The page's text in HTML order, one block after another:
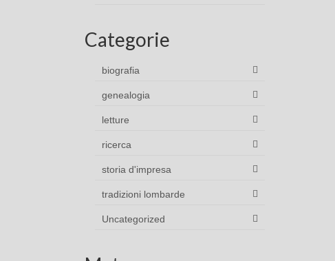
Categorie
biografia
genealogia
letture
ricerca
storia d'impresa
tradizioni lombarde
Uncategorized